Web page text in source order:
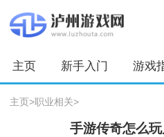
主页 新手入门 游戏
主页>职业相关>
手游传奇怎么